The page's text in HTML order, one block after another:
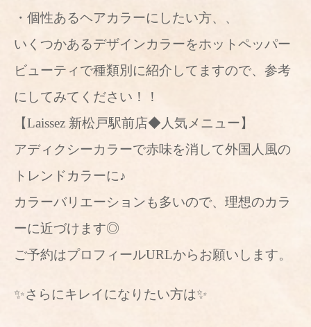
・個性あるヘアカラーにしたい方、、
いくつかあるデザインカラーをホットペッパー
ビューティで種類別に紹介してますので、参考
にしてみてください！！
【Laissez 新松戸駅前店◆人気メニュー】
アディクシーカラーで赤味を消して外国人風の
トレンドカラーに♪
カラーバリエーションも多いので、理想のカラ
ーに近づけます◎
ご予約はプロフィールURLからお願いします。
✨さらにキレイになりたい方は✨